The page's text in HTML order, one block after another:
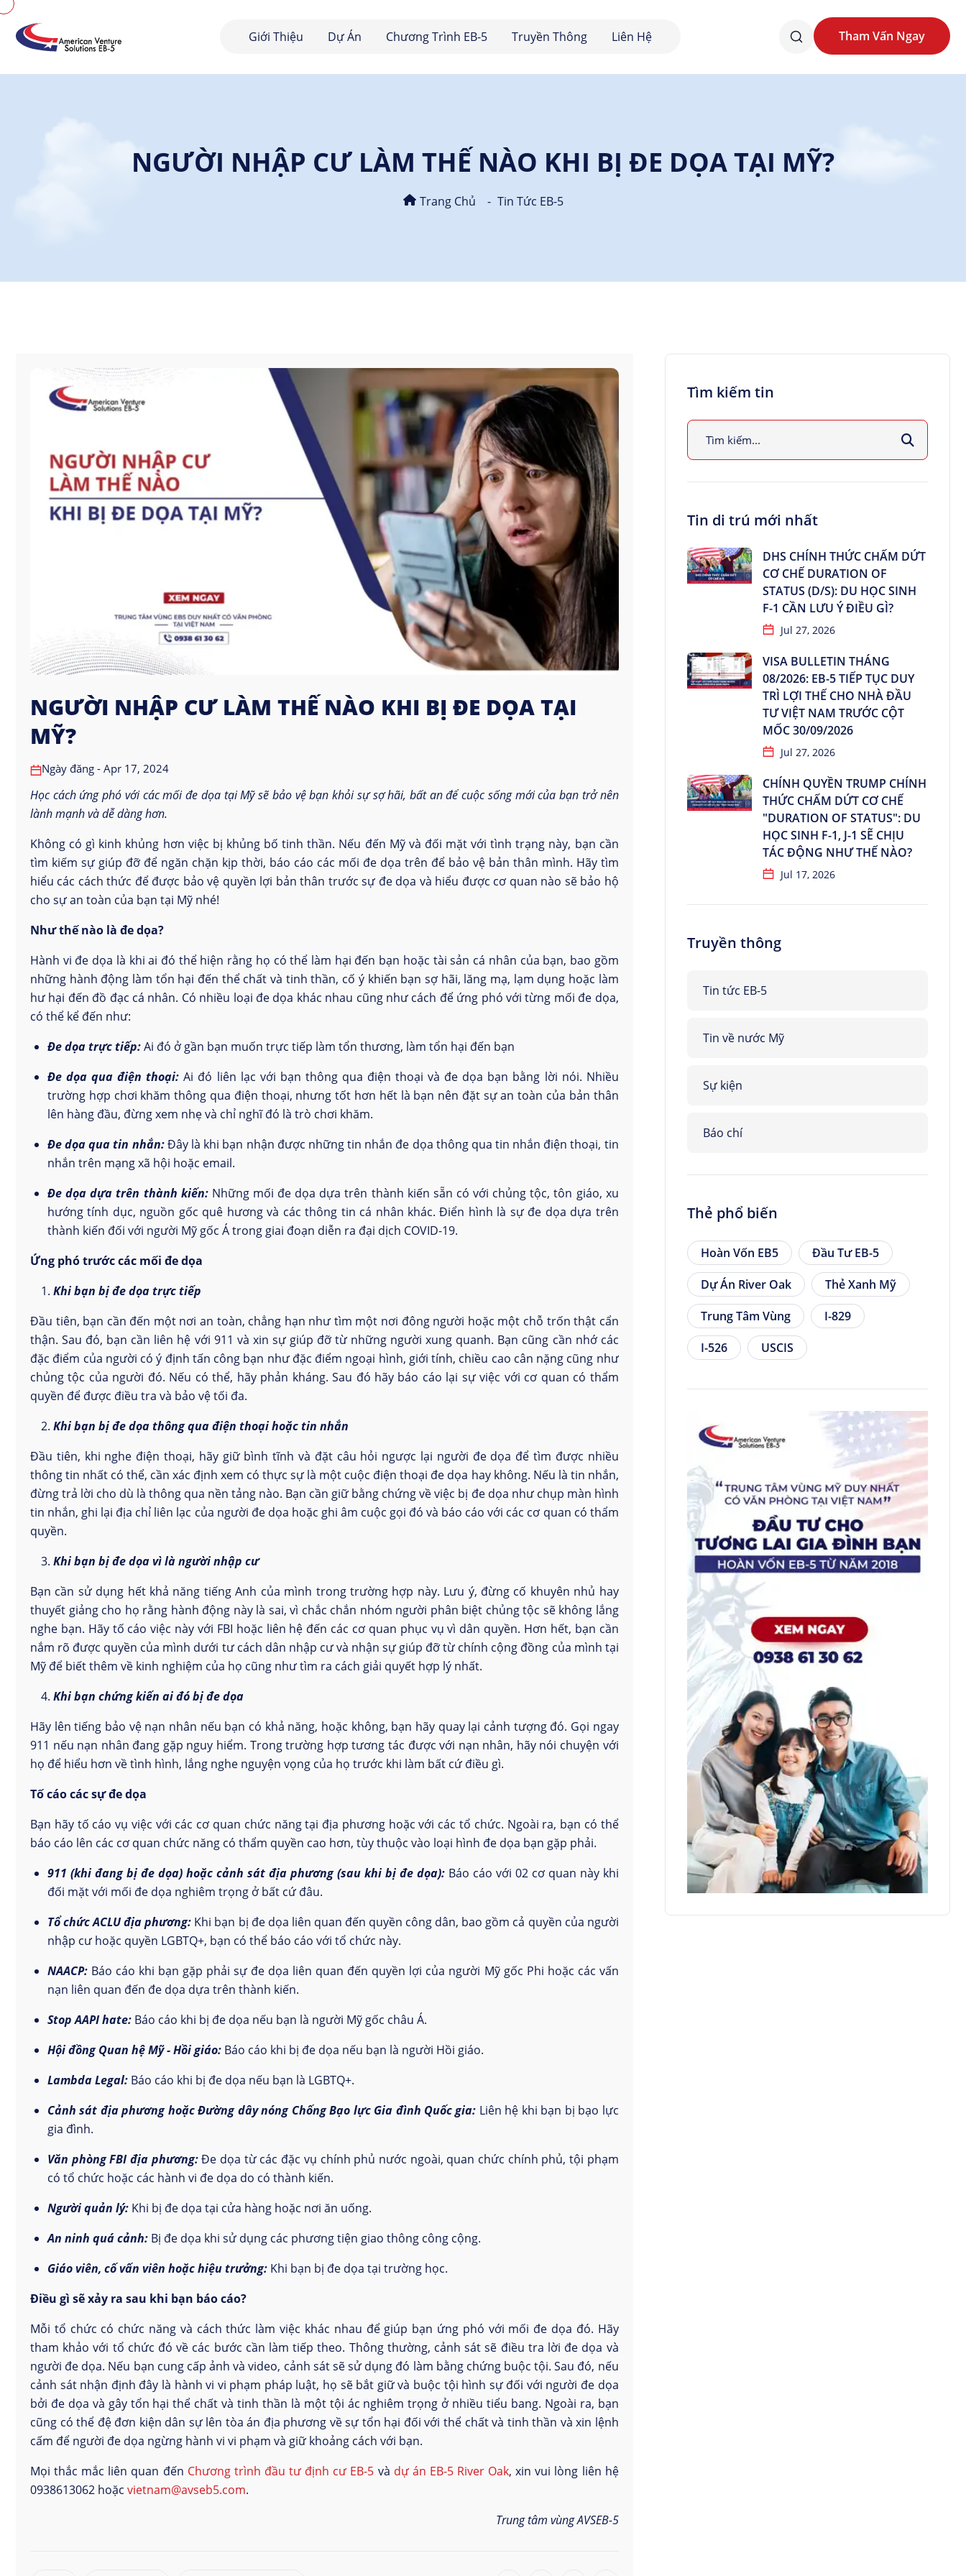
Giới Thiệu Dự Án Chương Trình EB-5 Truyền Thông Liên Hệ
Tham Vấn Ngay
Tham Vấn Ngay
NGƯỜI NHẬP CƯ LÀM THẾ NÀO KHI BỊ ĐE DỌA TẠI MỸ?
Trang Chủ Tin Tức EB-5
NGƯỜI NHẬP CƯ LÀM THẾ NÀO KHI BỊ ĐE DỌA TẠI
MỸ?
Ngày đăng - Apr 17, 2024
Học cách ứng phó với các mối đe dọa tại Mỹ sẽ bảo vệ bạn khỏi sự sợ hãi, bất an để cuộc sống mới của bạn trở nên
lành mạnh và dễ dàng hơn.
Không có gì kinh khủng hơn việc bị khủng bố tinh thần. Nếu đến Mỹ và đối mặt với tình trạng này, bạn cần
tìm kiếm sự giúp đỡ để ngăn chặn kịp thời, báo cáo các mối đe dọa trên để bảo vệ bản thân mình. Hãy tìm
hiểu các cách thức để được bảo vệ quyền lợi bản thân trước sự đe dọa và hiểu được cơ quan nào sẽ bảo hộ
cho sự an toàn của bạn tại Mỹ nhé!
Như thế nào là đe dọa?
Hành vi đe dọa là khi ai đó thể hiện rằng họ có thể làm hại đến bạn hoặc tài sản cá nhân của bạn, bao gồm
những hành động làm tổn hại đến thể chất và tinh thần, cố ý khiến bạn sợ hãi, lăng mạ, lạm dụng hoặc làm
hư hại đến đồ đạc cá nhân. Có nhiều loại đe dọa khác nhau cũng như cách để ứng phó với từng mối đe dọa,
có thể kể đến như:
Đe dọa trực tiếp:Ai đó ở gần bạn muốn trực tiếp làm tổn thương, làm tổn hại đến bạn
Đe dọa qua điện thoại: Ai đó liên lạc với bạn thông qua điện thoại và đe dọa bạn bằng lời nói. Nhiều
trường hợp chơi khăm thông qua điện thoại, nhưng tốt hơn hết là bạn nên đặt sự an toàn của bản thân
lên hàng đầu, đừng xem nhẹ và chỉ nghĩ đó là trò chơi khăm.
Đe dọa qua tin nhắn:Đây là khi bạn nhận được những tin nhắn đe dọa thông qua tin nhắn điện thoại, tin
nhắn trên mạng xã hội hoặc email.
Đe dọa dựa trên thành kiến:Những mối đe dọa dựa trên thành kiến sẵn có với chủng tộc, tôn giáo, xu
hướng tính dục, nguồn gốc quê hương và các thông tin cá nhân khác. Điển hình là sự đe dọa dựa trên
thành kiến đối với người Mỹ gốc Á trong giai đoạn diễn ra đại dịch COVID-19.
Ứng phó trước các mối đe dọa
Khi bạn bị đe dọa trực tiếp
Đầu tiên, bạn cần đến một nơi an toàn, chẳng hạn như tìm một nơi đông người hoặc một chỗ trốn thật cẩn
thận. Sau đó, bạn cần liên hệ với 911 và xin sự giúp đỡ từ những người xung quanh. Bạn cũng cần nhớ các
đặc điểm của người có ý định tấn công bạn như đặc điểm ngoại hình, giới tính, chiều cao cân nặng cũng như
chủng tộc của người đó. Nếu có thể, hãy phản kháng. Sau đó hãy báo cáo lại sự việc với cơ quan có thẩm
quyền để được điều tra và bảo vệ tối đa.
Khi bạn bị đe dọa thông qua điện thoại hoặc tin nhắn
Đầu tiên, khi nghe điện thoại, hãy giữ bình tĩnh và đặt câu hỏi ngược lại người đe dọa để tìm được nhiều
thông tin nhất có thể, cần xác định xem có thực sự là một cuộc điện thoại đe dọa hay không. Nếu là tin nhắn,
đừng trả lời cho dù là thông qua nền tảng nào. Bạn cần giữ bằng chứng về việc bị đe dọa như chụp màn hình
tin nhắn, ghi lại địa chỉ liên lạc của người đe dọa hoặc ghi âm cuộc gọi đó và báo cáo với các cơ quan có thẩm
quyền.
Khi bạn bị đe dọa vì là người nhập cư
Bạn cần sử dụng hết khả năng tiếng Anh của mình trong trường hợp này. Lưu ý, đừng cố khuyên nhủ hay
thuyết giảng cho họ rằng hành động này là sai, vì chắc chắn nhóm người phân biệt chủng tộc sẽ không lắng
nghe bạn. Hãy tố cáo việc này với FBI hoặc liên hệ đến các cơ quan phục vụ vì dân quyền. Hơn hết, bạn cần
nắm rõ được quyền của mình dưới tư cách dân nhập cư và nhận sự giúp đỡ từ chính cộng đồng của mình tại
Mỹ để biết thêm về kinh nghiệm của họ cũng như tìm ra cách giải quyết hợp lý nhất.
Khi bạn chứng kiến ai đó bị đe dọa
Hãy lên tiếng bảo vệ nạn nhân nếu bạn có khả năng, hoặc không, bạn hãy quay lại cảnh tượng đó. Gọi ngay
911 nếu nạn nhân đang gặp nguy hiểm. Trong trường hợp tương tác được với nạn nhân, hãy nói chuyện với
họ để hiểu hơn về tình hình, lắng nghe nguyện vọng của họ trước khi làm bất cứ điều gì.
Tố cáo các sự đe dọa
Bạn hãy tố cáo vụ việc với các cơ quan chức năng tại địa phương hoặc với các tổ chức. Ngoài ra, bạn có thể
báo cáo lên các cơ quan chức năng có thẩm quyền cao hơn, tùy thuộc vào loại hình đe dọa bạn gặp phải.
911 (khi đang bị đe dọa) hoặc cảnh sát địa phương (sau khi bị đe dọa):Báo cáo với 02 cơ quan này khi
đối mặt với mối đe dọa nghiêm trọng ở bất cứ đâu.
Tổ chức ACLU địa phương: Khi bạn bị đe dọa liên quan đến quyền công dân, bao gồm cả quyền của người
nhập cư hoặc quyền LGBTQ+, bạn có thể báo cáo với tổ chức này.
NAACP: Báo cáo khi bạn gặp phải sự đe dọa liên quan đến quyền lợi của người Mỹ gốc Phi hoặc các vấn
nạn liên quan đến đe dọa dựa trên thành kiến.
Stop AAPI hate: Báo cáo khi bị đe dọa nếu bạn là người Mỹ gốc châu Á.
Hội đồng Quan hệ Mỹ - Hồi giáo: Báo cáo khi bị đe dọa nếu bạn là người Hồi giáo.
Lambda Legal: Báo cáo khi bị đe dọa nếu bạn là LGBTQ+.
Cảnh sát địa phương hoặc Đường dây nóng Chống Bạo lực Gia đình Quốc gia: Liên hệ khi bạn bị bạo lực
gia đình.
Văn phòng FBI địa phương:Đe dọa từ các đặc vụ chính phủ nước ngoài, quan chức chính phủ, tội phạm
có tổ chức hoặc các hành vi đe dọa do có thành kiến.
Người quản lý: Khi bị đe dọa tại cửa hàng hoặc nơi ăn uống.
An ninh quá cảnh: Bị đe dọa khi sử dụng các phương tiện giao thông công cộng.
Giáo viên, cố vấn viên hoặc hiệu trưởng: Khi bạn bị đe dọa tại trường học.
Điều gì sẽ xảy ra sau khi bạn báo cáo?
Mỗi tổ chức có chức năng và cách thức làm việc khác nhau để giúp bạn ứng phó với mối đe dọa đó. Hãy
tham khảo với tổ chức đó về các bước cần làm tiếp theo. Thông thường, cảnh sát sẽ điều tra lời đe dọa và
người đe dọa. Nếu bạn cung cấp ảnh và video, cảnh sát sẽ sử dụng đó làm bằng chứng buộc tội. Sau đó, nếu
cảnh sát nhận định đây là hành vi vi phạm pháp luật, họ sẽ bắt giữ và buộc tội hình sự đối với người đe dọa
bởi đe dọa và gây tổn hại thể chất và tinh thần là một tội ác nghiêm trọng ở nhiều tiểu bang. Ngoài ra, bạn
cũng có thể đệ đơn kiện dân sự lên tòa án địa phương về sự tổn hại đối với thể chất và tinh thần và xin lệnh
cấm để người đe dọa ngừng hành vi vi phạm và giữ khoảng cách với bạn.
Mọi thắc mắc liên quan đến Chương trình đầu tư định cư EB-5 và dự án EB-5 River Oak, xin vui lòng liên hệ
0938613062 hoặc vietnam@avseb5.com.
Trung tâm vùng AVSEB-5
Tìm kiếm tin
Tin di trú mới nhất
DHS CHÍNH THỨC CHẤM DỨT
CƠ CHẾ DURATION OF
STATUS (D/S): DU HỌC SINH
F-1 CẦN LƯU Ý ĐIỀU GÌ?
Jul 27, 2026
VISA BULLETIN THÁNG
08/2026: EB-5 TIẾP TỤC DUY
TRÌ LỢI THẾ CHO NHÀ ĐẦU
TƯ VIỆT NAM TRƯỚC CỘT
MỐC 30/09/2026
Jul 27, 2026
CHÍNH QUYỀN TRUMP CHÍNH
THỨC CHẤM DỨT CƠ CHẾ
"DURATION OF STATUS": DU
HỌC SINH F-1, J-1 SẼ CHỊU
TÁC ĐỘNG NHƯ THẾ NÀO?
Jul 17, 2026
Truyền thông
Tin tức EB-5
Tin về nước Mỹ
Sự kiện
Báo chí
Thẻ phổ biến
Hoàn Vốn EB5
Đầu Tư EB-5
Dự Án River Oak
Thẻ Xanh Mỹ
Trung Tâm Vùng
I-829
I-526
USCIS